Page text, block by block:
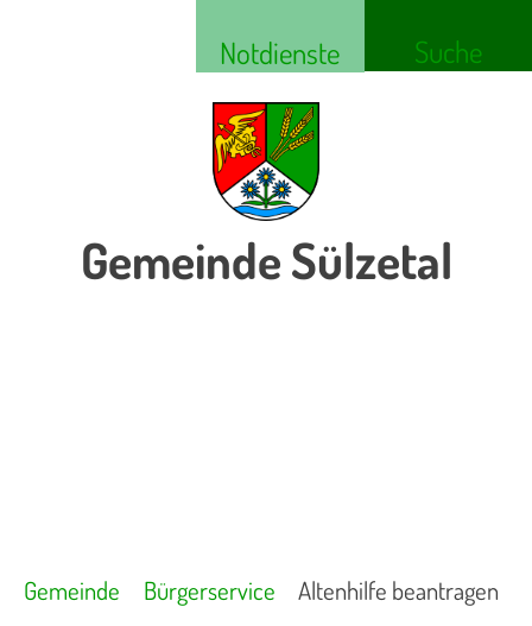
Notdienste Suche
Gemeinde Sülzetal
Gemeinde Bürgerservice Altenhilfe beantragen